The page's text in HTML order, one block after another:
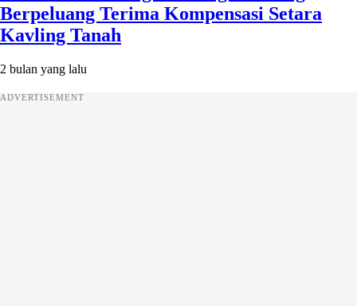
Berpeluang Terima Kompensasi Setara
Kavling Tanah
2 bulan yang lalu
ADVERTISEMENT